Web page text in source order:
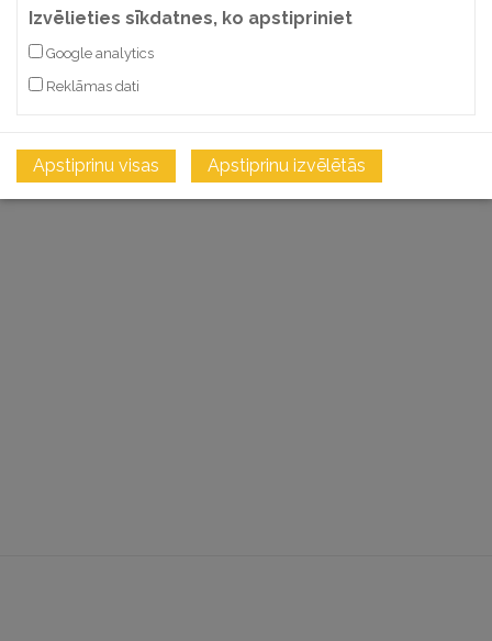
SALĪDZINĀT
Izvēlieties sīkdatnes, ko apstipriniet
Google analytics
Reklāmas dati
Apstiprinu visas Apstiprinu izvēlētās